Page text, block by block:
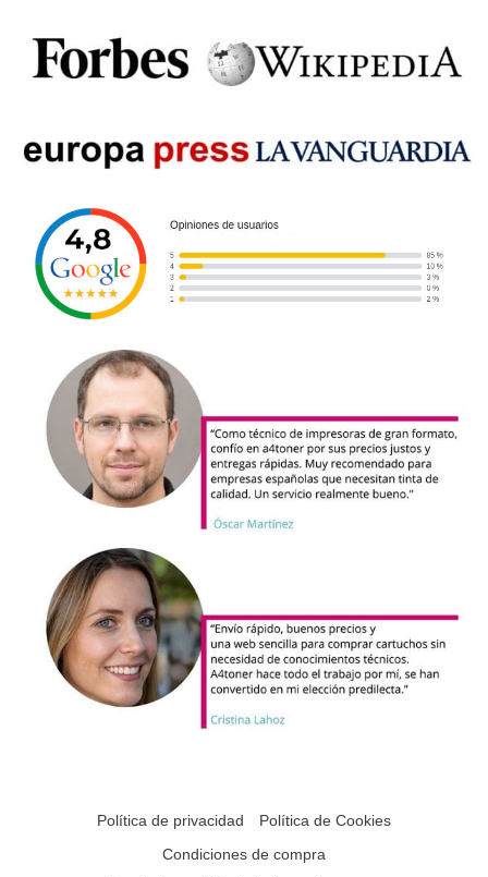
Política de privacidad
Política de Cookies
Condiciones de compra